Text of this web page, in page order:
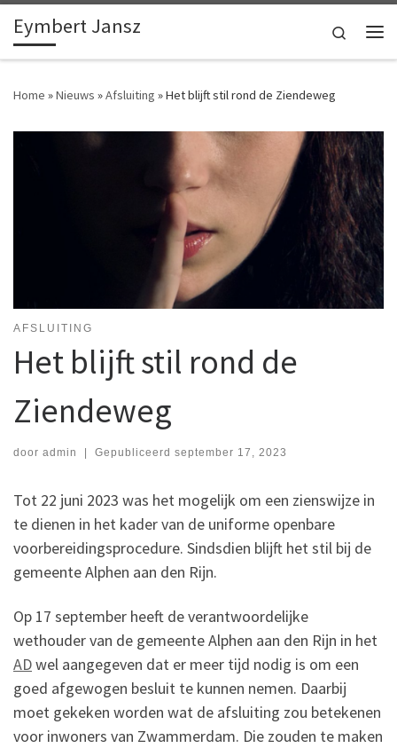
Ga naar inhoud
Eymbert Jansz
Search
Home »Nieuws »Afsluiting »Het blijft stil rond de Ziendeweg
AFSLUITING
Het blijft stil rond de
Ziendeweg
door admin Gepubliceerd september 17, 2023
Tot 22 juni 2023 was het mogelijk om een zienswijze in
te dienen in het kader van de uniforme openbare
voorbereidingsprocedure. Sindsdien blijft het stil bij de
gemeente Alphen aan den Rijn.
Op 17 september heeft de verantwoordelijke
wethouder van de gemeente Alphen aan den Rijn in het
ADwel aangegeven dat er meer tijd nodig is om een
goed afgewogen besluit te kunnen nemen. Daarbij
moet gekeken worden wat de afsluiting zou betekenen
voor inwoners van Zwammerdam. Die zouden te maken